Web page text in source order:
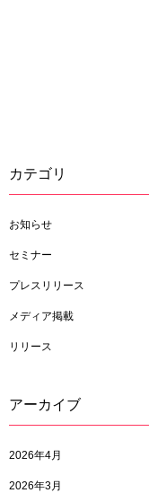
カテゴリ
お知らせ
セミナー
プレスリリース
メディア掲載
リリース
アーカイブ
2026年4月
2026年3月